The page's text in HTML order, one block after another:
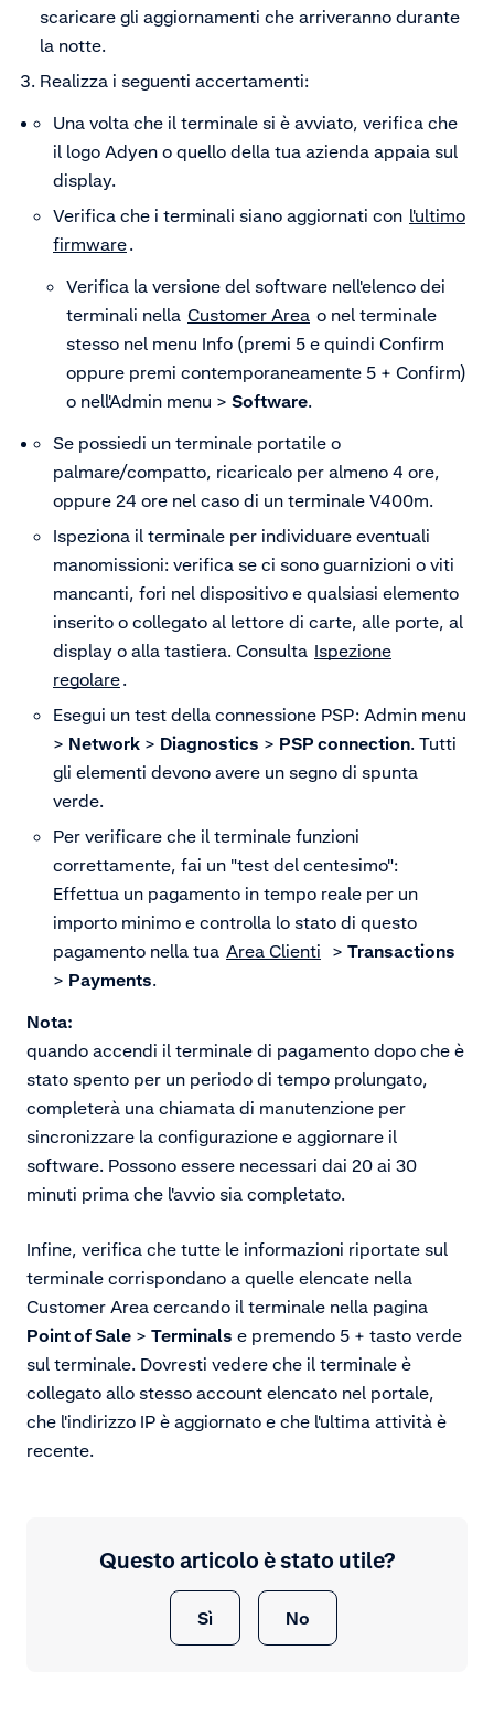
scaricare gli aggiornamenti che arriveranno durante
la notte.
Realizza i seguenti accertamenti:
Una volta che il terminale si è avviato, verifica che
il logo Adyen o quello della tua azienda appaia sul
display.
Verifica che i terminali siano aggiornati con l'ultimo
firmware.
Verifica la versione del software nell'elenco dei
terminali nella Customer Area o nel terminale
stesso nel menu Info (premi 5 e quindi Confirm
oppure premi contemporaneamente 5 + Confirm)
o nell'Admin menu > Software.
Se possiedi un terminale portatile o
palmare/compatto, ricaricalo per almeno 4 ore,
oppure 24 ore nel caso di un terminale V400m.
Ispeziona il terminale per individuare eventuali
manomissioni: verifica se ci sono guarnizioni o viti
mancanti, fori nel dispositivo e qualsiasi elemento
inserito o collegato al lettore di carte, alle porte, al
display o alla tastiera. Consulta Ispezione
regolare.
Esegui un test della connessione PSP: Admin menu
> Network > Diagnostics > PSP connection. Tutti
gli elementi devono avere un segno di spunta
verde.
Per verificare che il terminale funzioni
correttamente, fai un "test del centesimo":
Effettua un pagamento in tempo reale per un
importo minimo e controlla lo stato di questo
pagamento nella tua Area Clienti > Transactions
> Payments.
Nota:
quando accendi il terminale di pagamento dopo che è
stato spento per un periodo di tempo prolungato,
completerà una chiamata di manutenzione per
sincronizzare la configurazione e aggiornare il
software. Possono essere necessari dai 20 ai 30
minuti prima che l'avvio sia completato.
Infine, verifica che tutte le informazioni riportate sul
terminale corrispondano a quelle elencate nella
Customer Area cercando il terminale nella pagina
Point of Sale > Terminals e premendo 5 + tasto verde
sul terminale. Dovresti vedere che il terminale è
collegato allo stesso account elencato nel portale,
che l'indirizzo IP è aggiornato e che l'ultima attività è
recente.
Questo articolo è stato utile?
Sì No